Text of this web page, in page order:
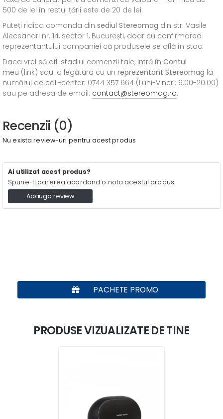
500 de lei în restul țării este de 20 de lei.
Puteți ridica comanda din sediul Stereomag din str. Vasile
Alecsandri nr. 14, sector 1, București, doar cu confirmarea
reprezentantului companiei că produsele se află în stoc.
Daca vrei să afli stadiul comenzii tale, intră în Contul
meu (link) sau ia legătura cu un reprezentant Stereomag la
numărul de call-center: 0744 357 664 (Luni-Vineri: 9.00-20.00)
sau pe adresa de email: contact@stereomag.ro.
Recenzii (0)
Nu exista review-uri pentru acest produs
Ai utilizat acest produs?
Spune-ti parerea acordand o nota acestui produs
Adauga review
PACHETE PROMO
PRODUSE VIZUALIZATE DE TINE